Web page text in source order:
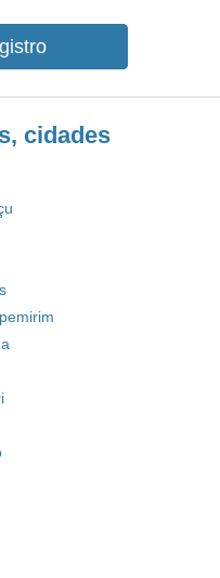
cidades